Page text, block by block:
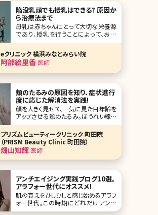
と逆に
陥没乳頭でも授乳はできる? 原因か
ら治療法まで
母乳は赤ちゃんにとって大切な栄養源
であり、授乳を行うことによって、お母
さんと赤ちゃんの結びつきがより深くな
るといわれています。ところが、その大
切な授乳シーンで乳頭が奥にひっこん
でしまう陥没乳頭という状態に悩まさ
れることがあります。陥没乳頭とはどの
eクリニック 横浜みなとみらい院
阿部絵里香医師
頬のたるみの原因を知り、症状進行
度に応じた解消法を実践!
顔を大きく見せて、一気に見た目年齢を
アップさせる頬のたるみ。ほうれい線や
ブルドッグラインもしくはマリオネットラ
インの原因にもなり、頬がたるんでいる
だけで、10歳以上老けて見られてしま
うこともあります。加齢による肌の衰え
が大きな原因ですが、実はそれ以外に
も頬のたるみが起こる理由があります。
ここでは頬が
プリズムビューティークリニック 町田院
（PRISM Beauty Clinic 町田院）
畑山知輝医師
アンチエイジング実践ブログ10選。
アラフォー世代にオススメ!
肌の衰えをひしひしと感じ始めるアラフ
ォー世代。この時期にどれだけアンチ
エイジング対策を行うかで、2年後、3年